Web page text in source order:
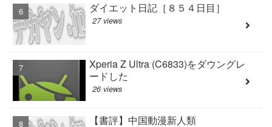
ダイエット日記［８５４日目］
27 views
Xperia Z Ultra (C6833)をダウングレ
ードした
26 views
【書評】中国動漫新人類